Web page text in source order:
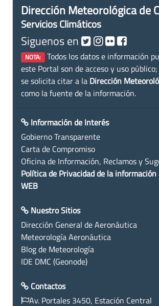
Dirección Meteorológica de
Servicios Climáticos
Siguenos en
NOTA: Todos los datos e información
este Portal son de acceso y uso
se solicita citar a la Dirección
como la fuente de la información.
Información de Interés
Gobierno Transparente
Carta de Compromiso
Oficina de Información, Reclamos y
Política de Privacidad de la información
WEB
Nuestro Sitios
Dirección General de Aeronáutica
Meteorología Aeronáutica
Blog de Meteorología
IDE DMC (Geonode)
Contactos
Av. Portales 3450, Estación Central